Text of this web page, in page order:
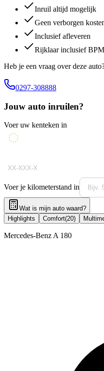
Inruil altijd mogelijk
Geen verborgen
Inclusief afleveren
Rijklaar inclusief BPM
Heb je een vraag over deze
0297-308888
Jouw auto inruilen?
Voer uw kenteken in
Voer je kilometerstand in
Wat is mijn auto waard?
Highlights
Comfort(20)
Mercedes-Benz A 180